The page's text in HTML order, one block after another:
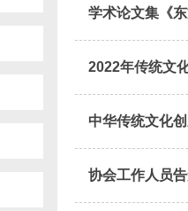
学术论文集《
2022年传统文
中华传统文化
协会工作人员